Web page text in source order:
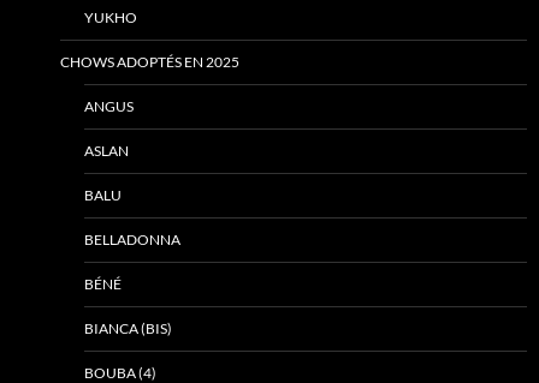
YUKHO
CHOWS ADOPTÉS EN 2025
ANGUS
ASLAN
BALU
BELLADONNA
BÉNÉ
BIANCA (BIS)
BOUBA (4)